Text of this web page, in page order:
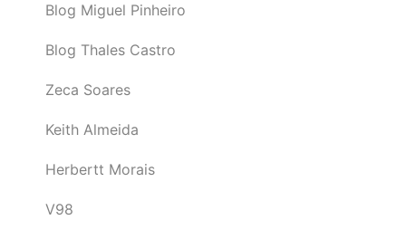
Blog Miguel Pinheiro
Blog Thales Castro
Zeca Soares
Keith Almeida
Herbertt Morais
V98